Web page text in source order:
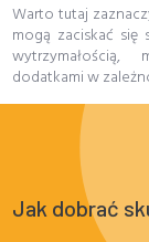
Warto tutaj
mogą zaciskać się
dodatkami w
Jak dobrać